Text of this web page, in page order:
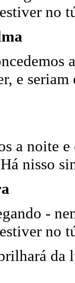
no
e
a noite
nisso
-
no
da